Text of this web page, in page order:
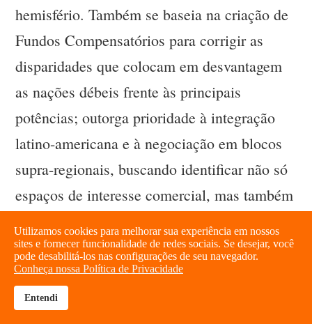
hemisfério. Também se baseia na criação de
Fundos Compensatórios para corrigir as
disparidades que colocam em desvantagem
as nações débeis frente às principais
potências; outorga prioridade à integração
latino-americana e à negociação em blocos
supra-regionais, buscando identificar não só
espaços de interesse comercial, mas também
alianças sociais e culturais.
A noção neoliberal de acesso aos mercados
se limita a propor medidas para reduzir as
brightness_high
Utilizamos cookies para melhorar sua experiência em nossos
sites e fornecer funcionalidade de redes sociais. Se desejar, você
pode desabilitá-los nas configurações de seu navegador.
Conheça nossa Política de Privacidade
Entendi